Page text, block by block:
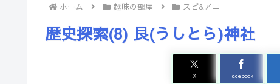
ホーム 趣味の部屋 スピ&アニ
歴史探索(8) 艮(うしとら)神社
X Facebook